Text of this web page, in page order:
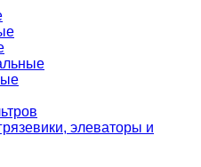
элеваторы и